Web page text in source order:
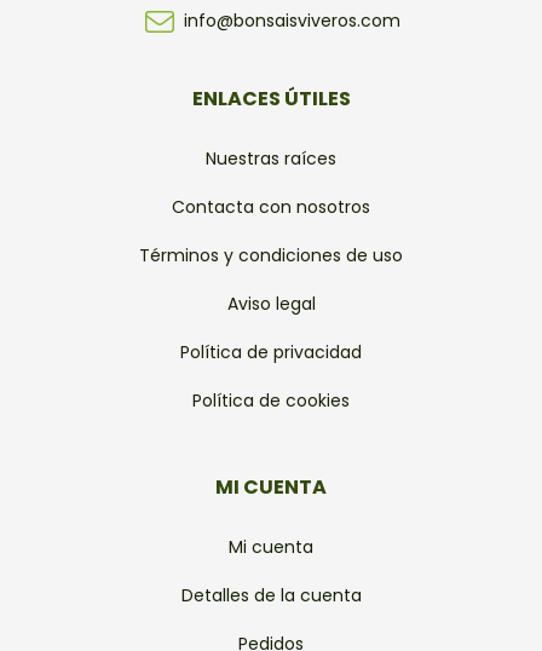
info@bonsaisviveros.com
ENLACES ÚTILES
Nuestras raíces
Contacta con nosotros
Términos y condiciones de uso
Aviso legal
Política de privacidad
Política de cookies
MI CUENTA
Mi cuenta
Detalles de la cuenta
Pedidos